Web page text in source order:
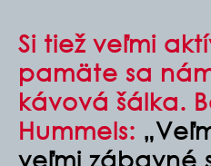
Si tiež veľmi
pamäte sa
kávová šálka.
Hummels:
veľmi zábavné